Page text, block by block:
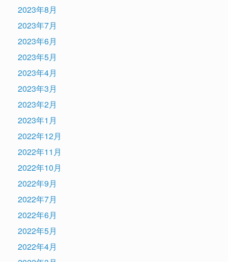
2023年8月
2023年7月
2023年6月
2023年5月
2023年4月
2023年3月
2023年2月
2023年1月
2022年12月
2022年11月
2022年10月
2022年9月
2022年7月
2022年6月
2022年5月
2022年4月